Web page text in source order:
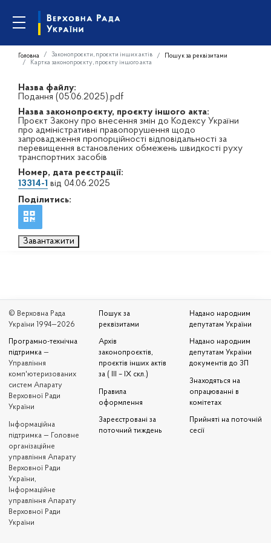
Головна Законопроєкти, проєкти інших актів
Пошук за реквізитами
Картка законопроєкту, проєкту іншого акта
Назва файлу:
Подання (05.06.2025).pdf
Назва законопроєкту, проєкту іншого акта:
Проєкт Закону про внесення змін до Кодексу України
про адміністративні правопорушення щодо
запровадження пропорційності відповідальності за
перевищення встановлених обмежень швидкості руху
транспортних засобів
Номер, дата реєстрації:
13314-1 від 04.06.2025
Поділитись:
Завантажити
© Верховна Рада
України 1994—2026
Програмно-технічна
підтримка —
Управління
комп'ютеризованих
систем Апарату
Верховної Ради
України
Iнформаційна
підтримка — Головне
організаційне
управління Апарату
Верховної Ради
України,
Інформаційне
управління Апарату
Верховної Ради
України
Пошук за
реквізитами
Архів
законопроєктів,
проєктів інших актів
за ( III – IX скл.)
Правила
оформлення
Зареєстровані за
поточний тиждень
Надано народним
депутатам України
Надано народним
депутатам України
документів до ЗП
Знаходяться на
опрацюванні в
комітетах
Прийняті на поточній
сесії